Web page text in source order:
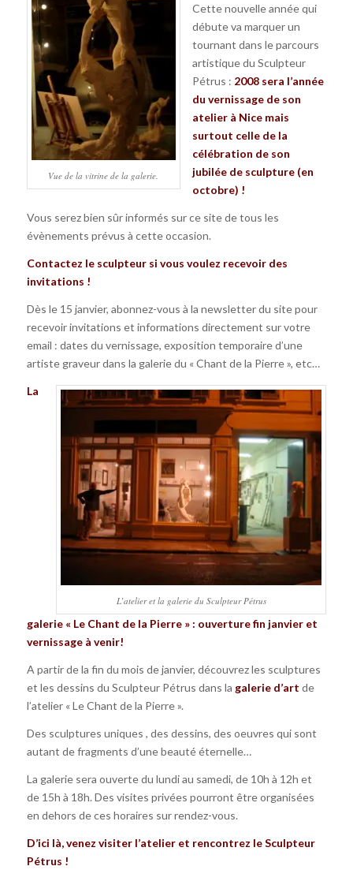
Vue de la vitrine de la galerie.
Cette nouvelle année qui
débute va marquer un
tournant dans le parcours
artistique du Sculpteur
Pétrus : 2008 sera l’année
du vernissage de son
atelier à Nice mais
surtout celle de la
célébration de son
jubilée de sculpture (en
octobre) !
Vous serez bien sûr informés sur ce site de tous les
évènements prévus à cette occasion.
Contactez le sculpteursi vous voulez recevoir des
invitations !
Dès le 15 janvier, abonnez-vous à la newsletter du site pour
recevoir invitations et informations directement sur votre
email : dates du vernissage, exposition temporaire d’une
artiste graveur dans la galerie du « Chant de la Pierre », etc…
L’atelier et la galerie du Sculpteur Pétrus
La
galerie « Le Chant de la Pierre » : ouverture fin janvier et
vernissage à venir!
A partir de la fin du mois de janvier, découvrez les sculptures
et les dessins du Sculpteur Pétrus dans la galerie d’art de
l’atelier « Le Chant de la Pierre ».
Des sculptures uniques , des dessins, des oeuvres qui sont
autant de fragments d’une beauté éternelle…
La galerie sera ouverte du lundi au samedi, de 10h à 12h et
de 15h à 18h. Des visites privées pourront être organisées
en dehors de ces horaires sur rendez-vous.
D’ici là, venez visiter l’atelier et rencontrez le Sculpteur
Pétrus !